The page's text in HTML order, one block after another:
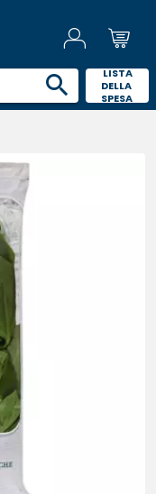
LISTA
DELLA
SPESA